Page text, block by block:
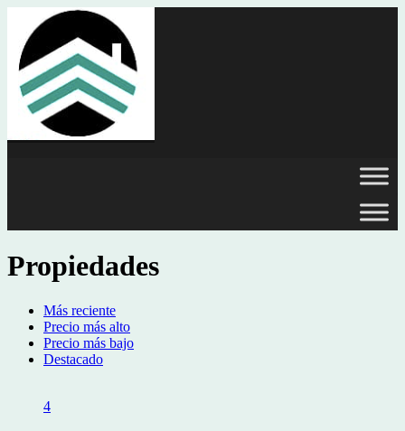
Propiedades
Más reciente
Precio más alto
Precio más bajo
Destacado
4